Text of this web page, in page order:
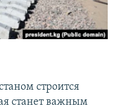
строится
станет важным